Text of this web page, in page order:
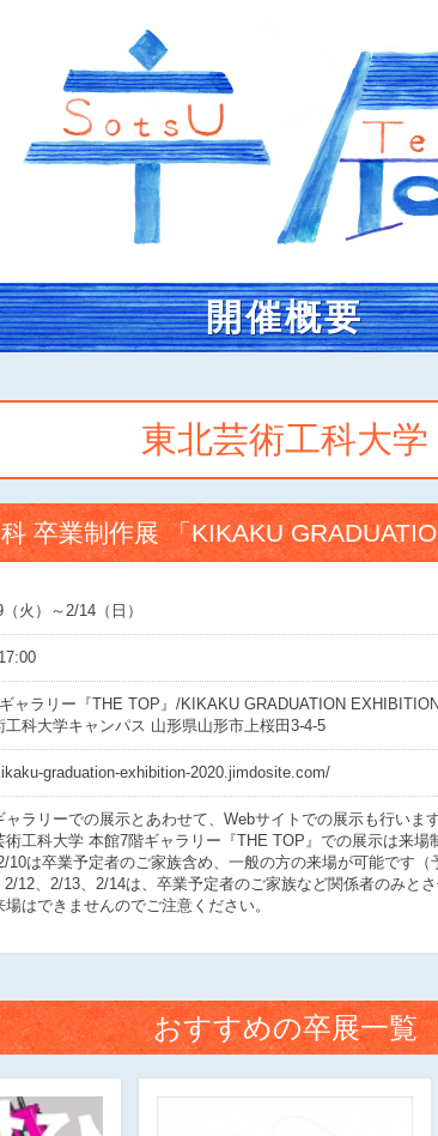
開催概要
東北芸術工科大学
卒業制作展 「KIKAKU
火）～2/14（日）
ャラリー『THE TOP』/KIKAKU GRADUATION
工科大学キャンパス 山形県山形市上桜田3-4-5
graduation-exhibition-2020.jimdosite.com/
ラリーでの展示とあわせて、Webサイトでの展示も行います
工科大学 本館7階ギャラリー『THE TOP』での展示は来場
10は卒業予定者のご家族含め、一般の方の来場が可能です（
12、2/13、2/14は、卒業予定者のご家族など関係者のみと
場はできませんのでご注意ください。
おすすめの卒展一覧